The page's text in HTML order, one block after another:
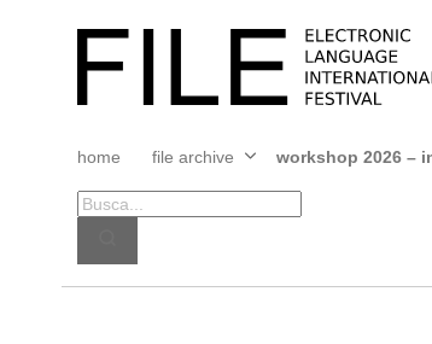
FILE
FESTIVAL
home file archive
Abrir
menu
workshop 2026 –